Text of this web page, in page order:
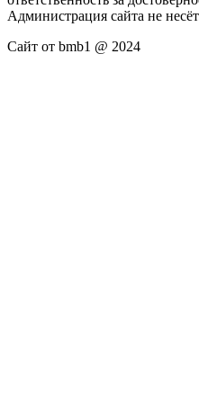
Администрация сайта не
Сайт от bmb1 @ 2024